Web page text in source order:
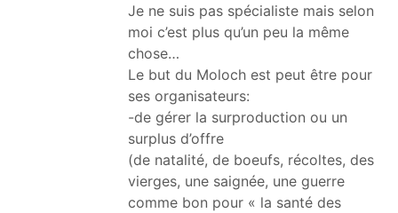
Je ne suis pas spécialiste mais selon
moi c’est plus qu’un peu la même
chose…
Le but du Moloch est peut être pour
ses organisateurs:
-de gérer la surproduction ou un
surplus d’offre
(de natalité, de boeufs, récoltes, des
vierges, une saignée, une guerre
comme bon pour « la santé des